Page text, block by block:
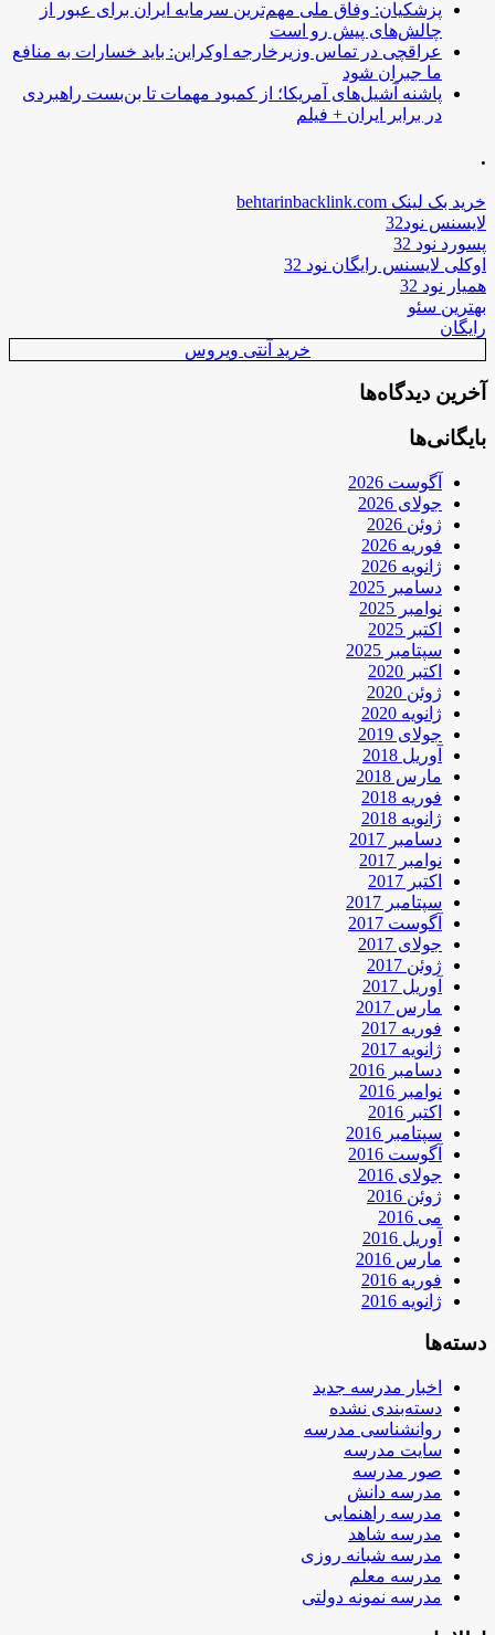
پزشکیان: وفاق ملی مهم‌ترین سرمایه ایران برای عبور از
چالش‌های پیش رو است
عراقچی در تماس وزیرخارجه اوکراین: باید خسارات به منافع
ما جبران شود
پاشنه آشیل‌های آمریکا؛ از کمبود مهمات تا بن‌بست راهبردی
در برابر ایران + فیلم
.
خرید بک لینک behtarinbacklink.com
لایسنس نود32
پسورد نود 32
اوکلی لایسنس رایگان نود 32
همیار نود 32
بهترین سئو
رایگان
خرید آنتی ویروس
آخرین دیدگاه‌ها
بایگانی‌ها
آگوست 2026
جولای 2026
ژوئن 2026
فوریه 2026
ژانویه 2026
دسامبر 2025
نوامبر 2025
اکتبر 2025
سپتامبر 2025
اکتبر 2020
ژوئن 2020
ژانویه 2020
جولای 2019
آوریل 2018
مارس 2018
فوریه 2018
ژانویه 2018
دسامبر 2017
نوامبر 2017
اکتبر 2017
سپتامبر 2017
آگوست 2017
جولای 2017
ژوئن 2017
آوریل 2017
مارس 2017
فوریه 2017
ژانویه 2017
دسامبر 2016
نوامبر 2016
اکتبر 2016
سپتامبر 2016
آگوست 2016
جولای 2016
ژوئن 2016
می 2016
آوریل 2016
مارس 2016
فوریه 2016
ژانویه 2016
دسته‌ها
اخبار مدرسه جدید
دسته‌بندی نشده
روانشناسی مدرسه
سایت مدرسه
صور مدرسه
مدرسه دانش
مدرسه راهنمایی
مدرسه شاهد
مدرسه شبانه روزی
مدرسه معلم
مدرسه نمونه دولتی